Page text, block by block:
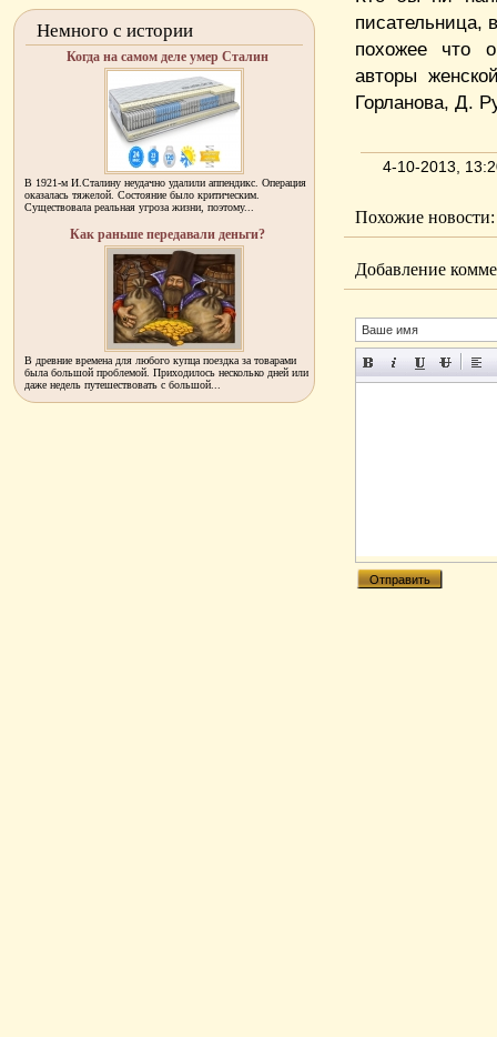
писательница,
похожее что
авторы
Горланова, Д.
4-10-2013,
Похожие новости:
Добавление
Немного с истории
Когда на самом деле умер Сталин
В 1921-м И.Сталину неудачно удалили аппендикс. Операция
оказалась тяжелой. Состояние было критическим.
Существовала реальная угроза жизни, поэтому...
Как раньше передавали деньги?
В древние времена для любого купца поездка за товарами
была большой проблемой. Приходилось несколько дней или
даже недель путешествовать с большой...